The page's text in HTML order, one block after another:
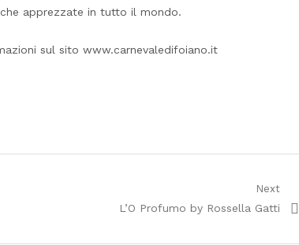
apprezzate in tutto il mondo.
sul sito www.carnevaledifoiano.it
Next
Next
L’O Profumo by Rossella Gatti